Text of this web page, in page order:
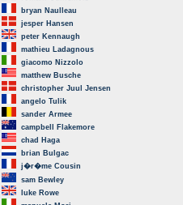
bryan Naulleau
jesper Hansen
peter Kennaugh
mathieu Ladagnous
giacomo Nizzolo
matthew Busche
christopher Juul Jensen
angelo Tulik
sander Armee
campbell Flakemore
chad Haga
brian Bulgac
j�r�me Cousin
sam Bewley
luke Rowe